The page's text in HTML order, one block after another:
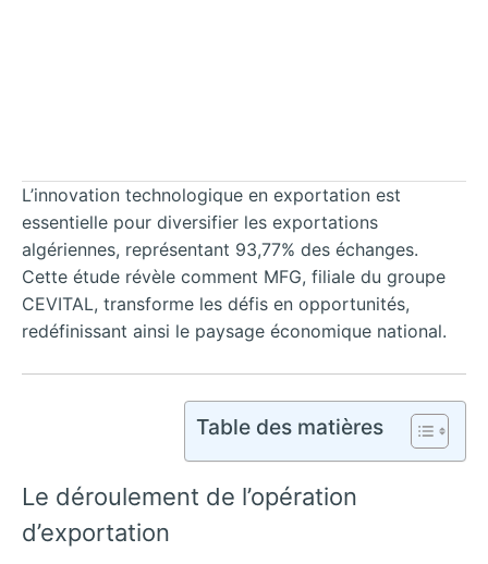
L’innovation technologique en exportation est
essentielle pour diversifier les exportations
algériennes, représentant 93,77% des échanges.
Cette étude révèle comment MFG, filiale du groupe
CEVITAL, transforme les défis en opportunités,
redéfinissant ainsi le paysage économique national.
Table des matières
Le déroulement de l’opération
d’exportation